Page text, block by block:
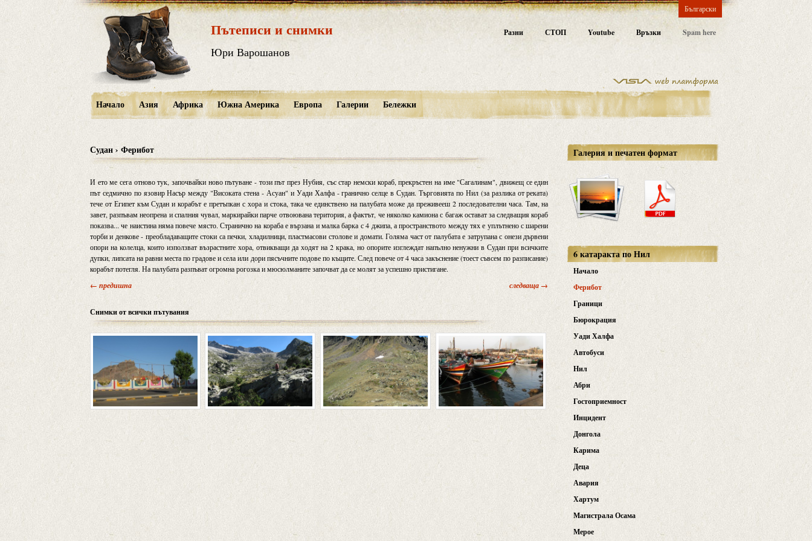
Български
Пътеписи и снимки
Юри Варошанов
Разни СТОП Youtube Връзки Spam here
Начало Азия Африка Южна Америка Европа Галерии Бележки
Галерия и печатен формат
6 катаракта по Нил
Начало
Ферибот
Граници
Бюрокрация
Уади Халфа
Автобуси
Нил
Абри
Гостоприемност
Инцидент
Донгола
Карима
Деца
Авария
Хартум
Магистрала Осама
Мерое
Судан › Ферибот
И ето ме сега отново тук, започвайки ново пътуване - този път през Нубия, със стар немски кораб, прекръстен на име "Сагалинам", движещ се един
път седмично по язовир Насър между "Високата стена - Асуан" и Уади Халфа - гранично селце в Судан. Търговията по Нил (за разлика от реката)
тече от Египет към Судан и корабът е претъпкан с хора и стока, така че единствено на палубата може да преживееш 2 последователни часа. Там, на
завет, разпъвам неопрена и спалния чувал, маркирайки парче отвоювана територия, а фактът, че няколко камиона с багаж остават за следващия кораб
показва... че наистина няма повече място. Странично на кораба е вързана и малка барка с 4 джипа, а пространството между тях е уплътнено с шарени
торби и денкове - преобладаващите стоки са печки, хладилници, пластмасови столове и домати. Голяма част от палубата е затрупана с онези дървени
опори на колелца, които използват възрастните хора, отвикващи да ходят на 2 крака, но опорите изглеждат напълно ненужни в Судан при всичките
дупки, липсата на равни места по градове и села или дори пясъчните подове по къщите. След повече от 4 часа закъснение (тоест съвсем по разписание)
корабът потегля. На палубата разпъват огромна рогозка и мюсюлманите започват да се молят за успешно пристигане.
← предишна следваща →
Снимки от всички пътувания